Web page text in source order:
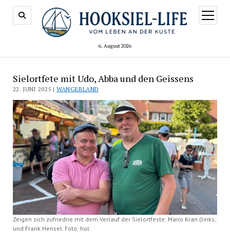
6. August 2026
Menü
öffnen
Sielortfete mit Udo, Abba und den Geissens
22. JUNI 2025 | WANGERLAND
Zeigen sich zufriedne mit dem Verlauf der Sielortfeste: Mario Kran (links;
und Frank Hensel. Foto: hol